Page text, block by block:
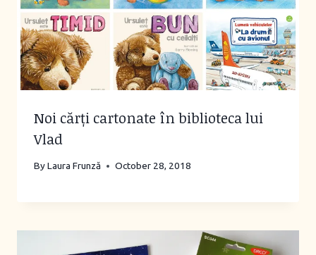
Noi cărți cartonate în biblioteca lui
Vlad
ByLaura Frunză October 28, 2018